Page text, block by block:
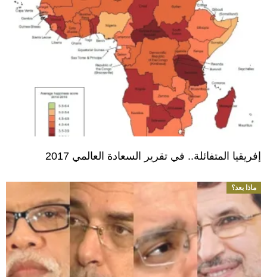
إفريقيا المتفائلة.. في تقرير السعادة العالمي 2017
ماذا بعد؟